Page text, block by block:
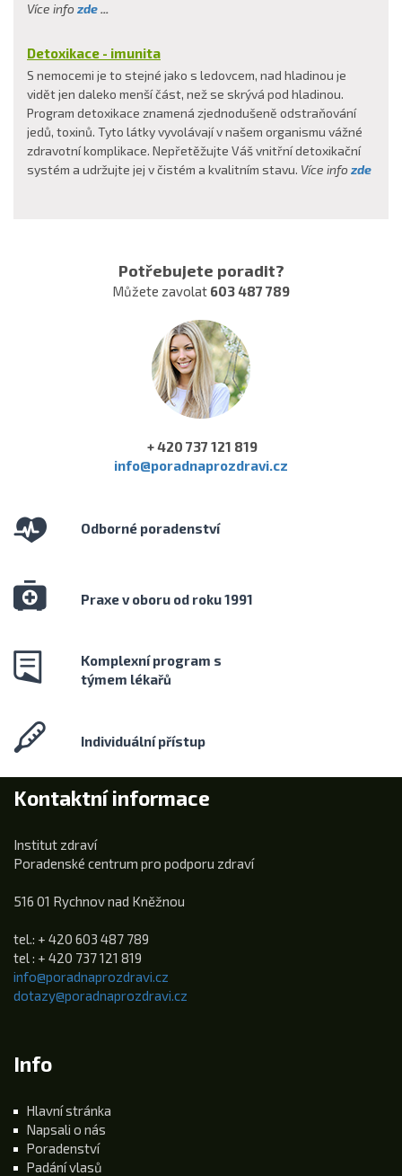
Více info zde...
Detoxikace - imunita
S nemocemi je to stejné jako s ledovcem, nad hladinou je
vidět jen daleko menší část, než se skrývá pod hladinou.
Program detoxikace znamená zjednodušeně odstraňování
jedů, toxinů. Tyto látky vyvolávají v našem organismu vážné
zdravotní komplikace. Nepřetěžujte Váš vnitřní detoxikační
systém a udržujte jej v čistém a kvalitním stavu. Více info zde
Potřebujete poradit?
Můžete zavolat 603 487 789
+ 420 737 121 819
info@poradnaprozdravi.cz
Odborné poradenství
Praxe v oboru od roku 1991
Komplexní program s
týmem lékařů
Individuální přístup
Kontaktní informace
Institut zdraví
Poradenské centrum pro podporu zdraví
516 01 Rychnov nad Kněžnou
tel.: + 420 603 487 789
tel : + 420 737 121 819
info@poradnaprozdravi.cz
dotazy@poradnaprozdravi.cz
Info
Hlavní stránka
Napsali o nás
Poradenství
Padání vlasů